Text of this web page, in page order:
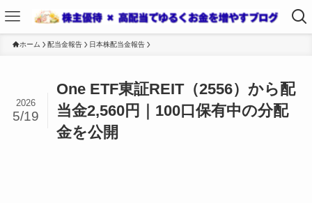
ホーム 配当金報告 日本株配当金報告
One ETF東証REIT（2556）から配
当金2,560円｜100口保有中の分配
金を公開
2026
5/19